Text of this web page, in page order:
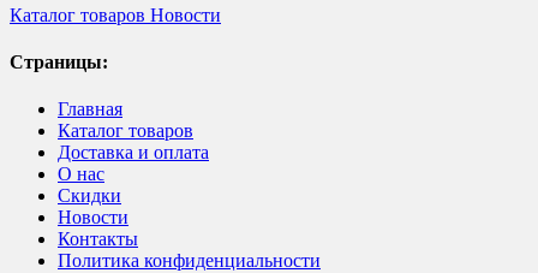
Каталог товаров Новости
Страницы:
Главная
Каталог товаров
Доставка и оплата
О нас
Скидки
Новости
Контакты
Политика конфиденциальности